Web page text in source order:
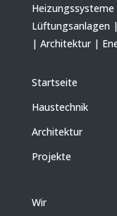
Lüftungsanlagen
| Architektur |
Startseite
Haustechnik
Architektur
Projekte
Wir